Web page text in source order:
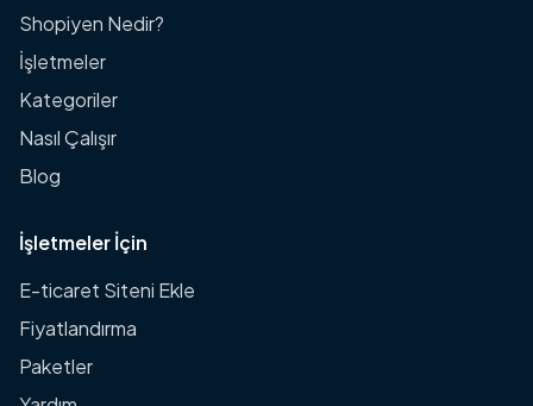
Shopiyen Nedir?
İşletmeler
Kategoriler
Nasıl Çalışır
Blog
İşletmeler İçin
E-ticaret Siteni Ekle
Fiyatlandırma
Paketler